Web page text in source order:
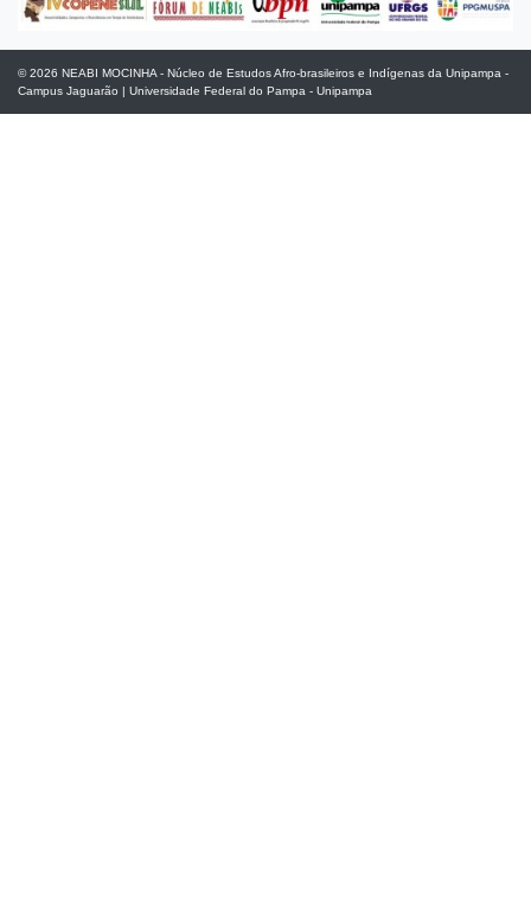
© 2026 NEABI MOCINHA - Núcleo de Estudos Afro-brasileiros e Indígenas da Unipampa -
Campus Jaguarão | Universidade Federal do Pampa - Unipampa